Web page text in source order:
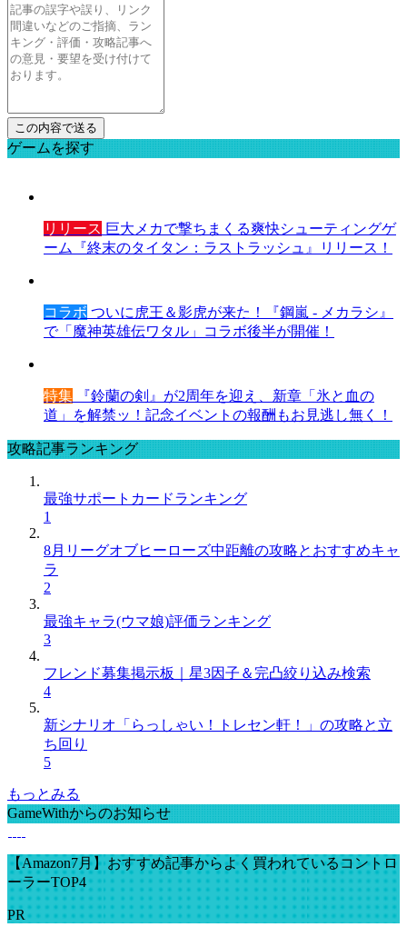
ゲームを探す
リリース 巨大メカで撃ちまくる爽快シューティングゲ
ーム『終末のタイタン：ラストラッシュ』リリース！
コラボ ついに虎王＆影虎が来た！『鋼嵐 - メカラシ』
で「魔神英雄伝ワタル」コラボ後半が開催！
特集 『鈴蘭の剣』が2周年を迎え、新章「氷と血の
道」を解禁ッ！記念イベントの報酬もお見逃し無く！
攻略記事ランキング
最強サポートカードランキング
1
8月リーグオブヒーローズ中距離の攻略とおすすめキャ
ラ
2
最強キャラ(ウマ娘)評価ランキング
3
フレンド募集掲示板｜星3因子＆完凸絞り込み検索
4
新シナリオ「らっしゃい！トレセン軒！」の攻略と立
ち回り
5
もっとみる
GameWithからのお知らせ
【Amazon7月】おすすめ記事からよく買われているコントロ
ーラーTOP4
PR